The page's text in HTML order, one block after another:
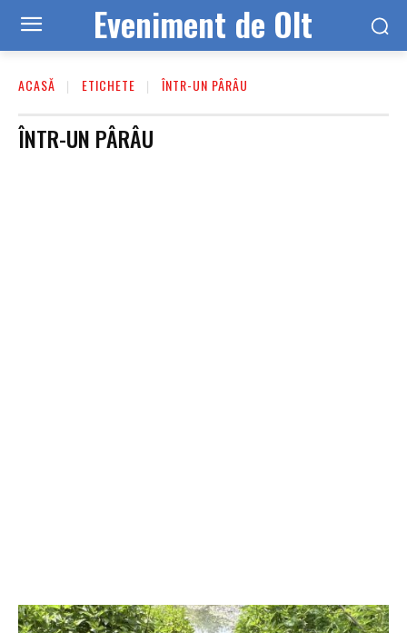
Eveniment de Olt
ACASĂ ETICHETE ÎNTR-UN PÂRÂU
ÎNTR-UN PÂRÂU